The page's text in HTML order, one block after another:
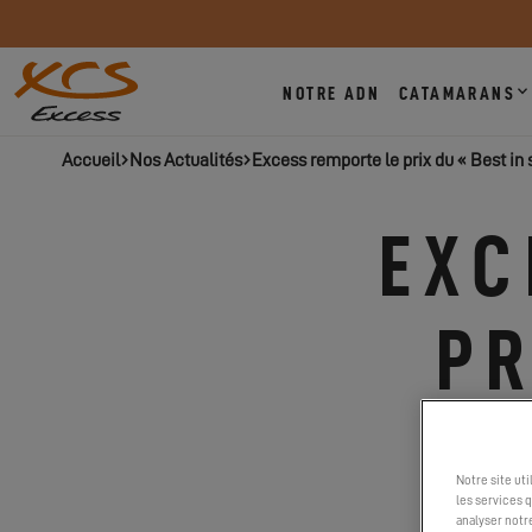
NOTRE ADN CATAMARANS
Accueil Nos Actualités Excess remporte le prix du « Best in
Notre site
les services
analyser